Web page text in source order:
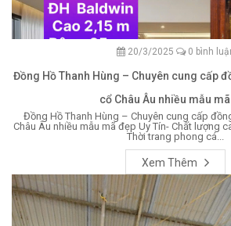
20/3/2025 0 bình
Đồng Hồ Thanh Hùng – Chuyên cung cấp
cổ Châu Âu nhiều mẫu
Đồng Hồ Thanh Hùng – Chuyên cung cấp
Châu Âu nhiều mẫu mã đẹp Uy Tín- Chất lượng
Thời trang phong cá...
Xem Thêm